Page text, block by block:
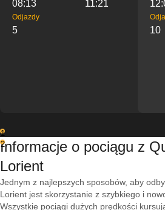
08:13 11:21
Odjazdy
5 10
1
2
Informacje o pociągu z
Lorient
Jednym z najlepszych sposobów, aby
Lorient jest skorzystanie z szybkiego i
Wszystkie pociągi dużych prędkości